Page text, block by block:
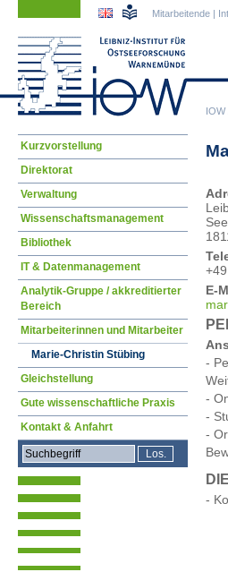
IOW
Mitarbeitende |
E-
-
-
-
-
-
Navigation
Kurzvorstellung
Direktorat
Verwaltung
Wissenschaftsmanagement
Bibliothek
IT & Datenmanagement
Analytik-Gruppe / akkreditierter
Bereich
Mitarbeiterinnen und Mitarbeiter
Marie-Christin Stübing
Gleichstellung
Gute wissenschaftliche Praxis
Kontakt & Anfahrt